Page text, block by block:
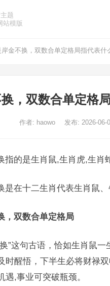
题
站模版
岸金不换，双数合单定格局指代表
，双数合单定格
作者: haowo 发布: 2026-06-
指的是生肖鼠,生肖虎,生肖
是在十二生肖代表生肖鼠
，双数合单定格局
”这句古语，恰如生肖鼠
时醒悟，下半生必将财禄
遇,事业可突破瓶颈。